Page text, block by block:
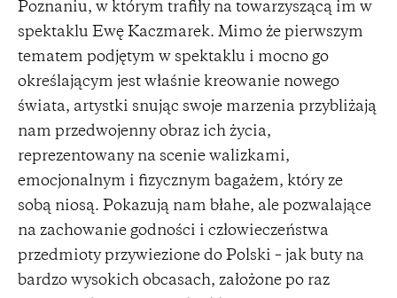
Poznaniu, w którym trafiły na towarzyszącą im w
spektaklu Ewę Kaczmarek. Mimo że pierwszym
tematem podjętym w spektaklu i mocno go
określającym jest właśnie kreowanie nowego
świata, artystki snując swoje marzenia przybliżają
nam przedwojenny obraz ich życia,
reprezentowany na scenie walizkami,
emocjonalnym i fizycznym bagażem, który ze
sobą niosą. Pokazują nam błahe, ale pozwalające
na zachowanie godności i człowieczeństwa
przedmioty przywiezione do Polski – jak buty na
bardzo wysokich obcasach, założone po raz